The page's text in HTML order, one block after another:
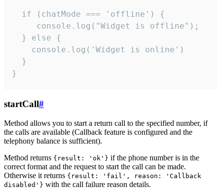
  if (chatMode === 'offline') {
     console.log("Widget is offline");
  } else {
    console.log('Widget is online')
  }
}
startCall#
Method allows you to start a return call to the specified number, if
the calls are available (Callback feature is configured and the
telephony balance is sufficient).
Method returns {result: 'ok'} if the phone number is in the
correct format and the request to start the call can be made.
Otherwise it returns {result: 'fail', reason: 'Callback
disabled'} with the call failure reason details.